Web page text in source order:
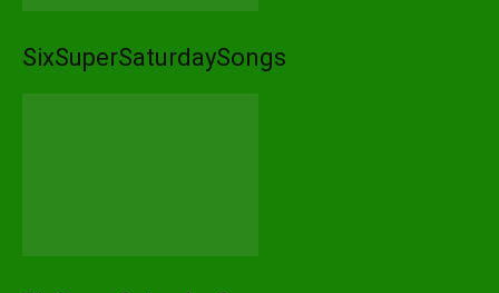
SixSuperSaturdaySongs